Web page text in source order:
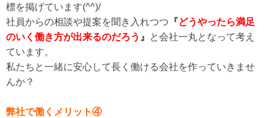
標を掲げています(^^)/
社員からの相談や提案を聞き入れつつ 『どうやったら満足
のいく働き方が出来るのだろう 』
と会社一丸となって考え
ています。
私たちと一緒に安心して長く働ける会社を作っていきませ
んか？
弊社で働くメリット④